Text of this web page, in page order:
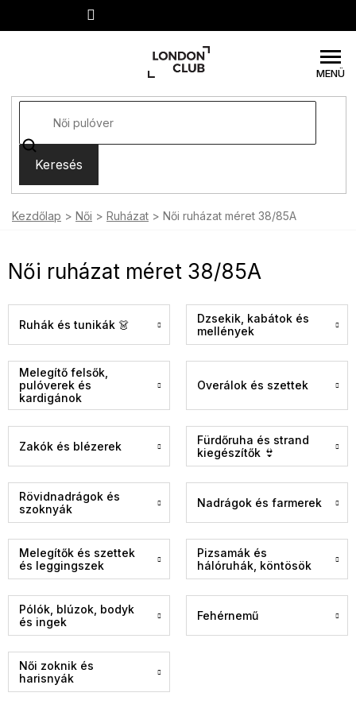
Keresés
Kezdőlap Női Ruházat Női ruházat méret 38/85A
Női ruházat méret 38/85A
Ruhák és tunikák 👗
Dzsekik, kabátok és
mellények
Melegítő felsők,
pulóverek és
kardigánok
Overálok és szettek
Zakók és blézerek
Fürdőruha és strand
kiegészítők 👙
Rövidnadrágok és
szoknyák
Nadrágok és farmerek
Melegítők és szettek
és leggingszek
Pizsamák és
hálóruhák, köntösök
Pólók, blúzok, bodyk
és ingek
Fehérnemű
Női zoknik és
harisnyák